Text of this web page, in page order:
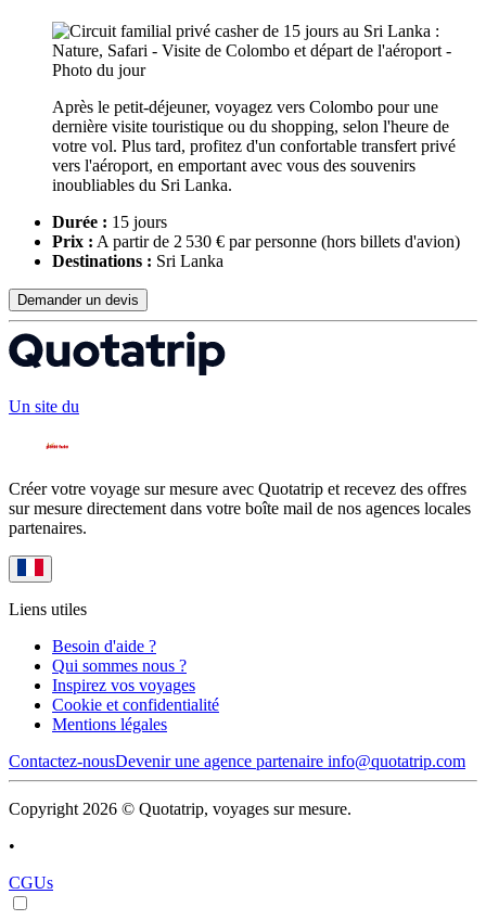
Après le petit-déjeuner, voyagez vers Colombo pour une
dernière visite touristique ou du shopping, selon l'heure de
votre vol. Plus tard, profitez d'un confortable transfert privé
vers l'aéroport, en emportant avec vous des souvenirs
inoubliables du Sri Lanka.
Durée : 15 jours
Prix : A partir de 2 530 € par personne (hors billets d'avion)
Destinations : Sri Lanka
Demander un devis
Un site du
Créer votre voyage sur mesure avec Quotatrip et recevez des offres
sur mesure directement dans votre boîte mail de nos agences locales
partenaires.
Liens utiles
Besoin d'aide ?
Qui sommes nous ?
Inspirez vos voyages
Cookie et confidentialité
Mentions légales
Contactez-nousDevenir une agence partenaire info@quotatrip.com
Copyright 2026 © Quotatrip, voyages sur mesure.
•
CGUs